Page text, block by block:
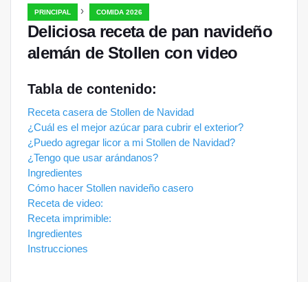
PRINCIPAL › COMIDA 2026
Deliciosa receta de pan navideño
alemán de Stollen con video
Tabla de contenido:
Receta casera de Stollen de Navidad
¿Cuál es el mejor azúcar para cubrir el exterior?
¿Puedo agregar licor a mi Stollen de Navidad?
¿Tengo que usar arándanos?
Ingredientes
Cómo hacer Stollen navideño casero
Receta de video:
Receta imprimible:
Ingredientes
Instrucciones